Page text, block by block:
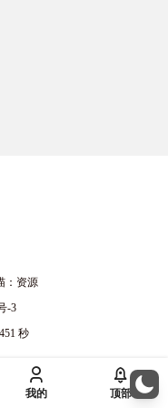
：资源
-3
秒
我的 顶部